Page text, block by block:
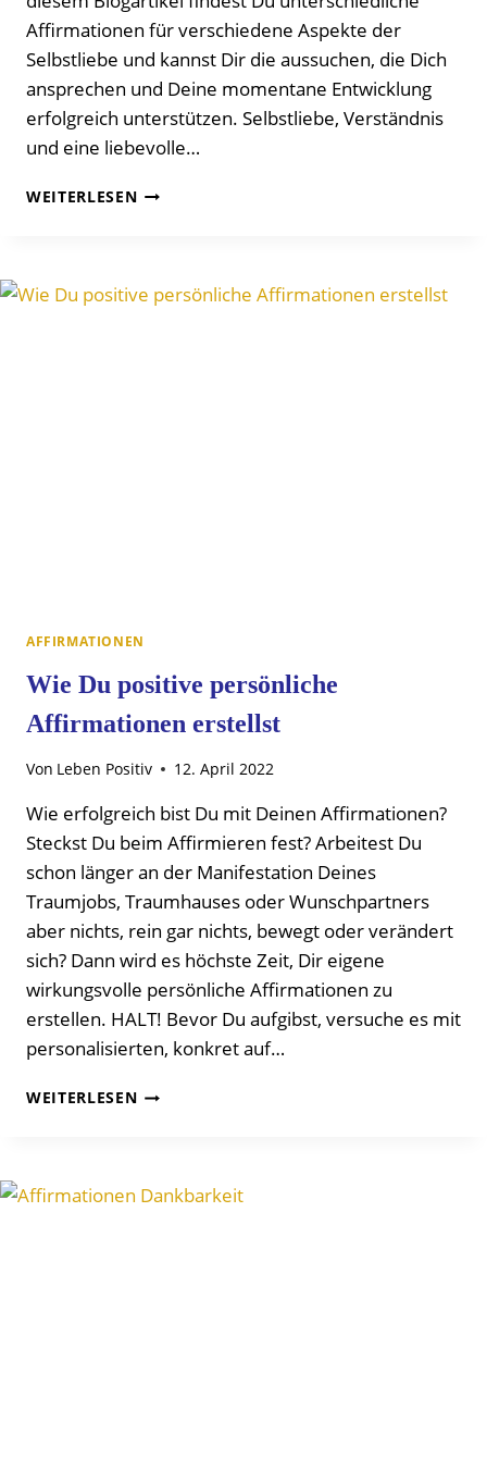
Affirmationen für verschiedene Aspekte der
Selbstliebe und kannst Dir die aussuchen, die Dich
ansprechen und Deine momentane Entwicklung
erfolgreich unterstützen. Selbstliebe, Verständnis
und eine liebevolle…
WEITERLESENAFFIRMATIONEN
SELBSTLIEBE
AFFIRMATIONEN
Wie Du positive persönliche
Affirmationen erstellst
Von Leben Positiv 12. April 2022
Wie erfolgreich bist Du mit Deinen Affirmationen?
Steckst Du beim Affirmieren fest? Arbeitest Du
schon länger an der Manifestation Deines
Traumjobs, Traumhauses oder Wunschpartners
aber nichts, rein gar nichts, bewegt oder verändert
sich? Dann wird es höchste Zeit, Dir eigene
wirkungsvolle persönliche Affirmationen zu
erstellen. HALT! Bevor Du aufgibst, versuche es mit
personalisierten, konkret auf…
WEITERLESENWIE
AFFIRMATIONEN
ERSTELLST